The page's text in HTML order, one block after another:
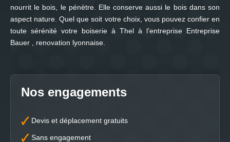
nourrit le bois, le pénètre. Elle conserve aussi le bois dans son
aspect nature. Quel que soit votre choix, vous pouvez confier en
toute sérénité votre boiserie à Thel à l’entreprise Entreprise
Bauer , renovation lyonnaise.
Nos engagements
Devis et déplacement gratuits
Sans engagement